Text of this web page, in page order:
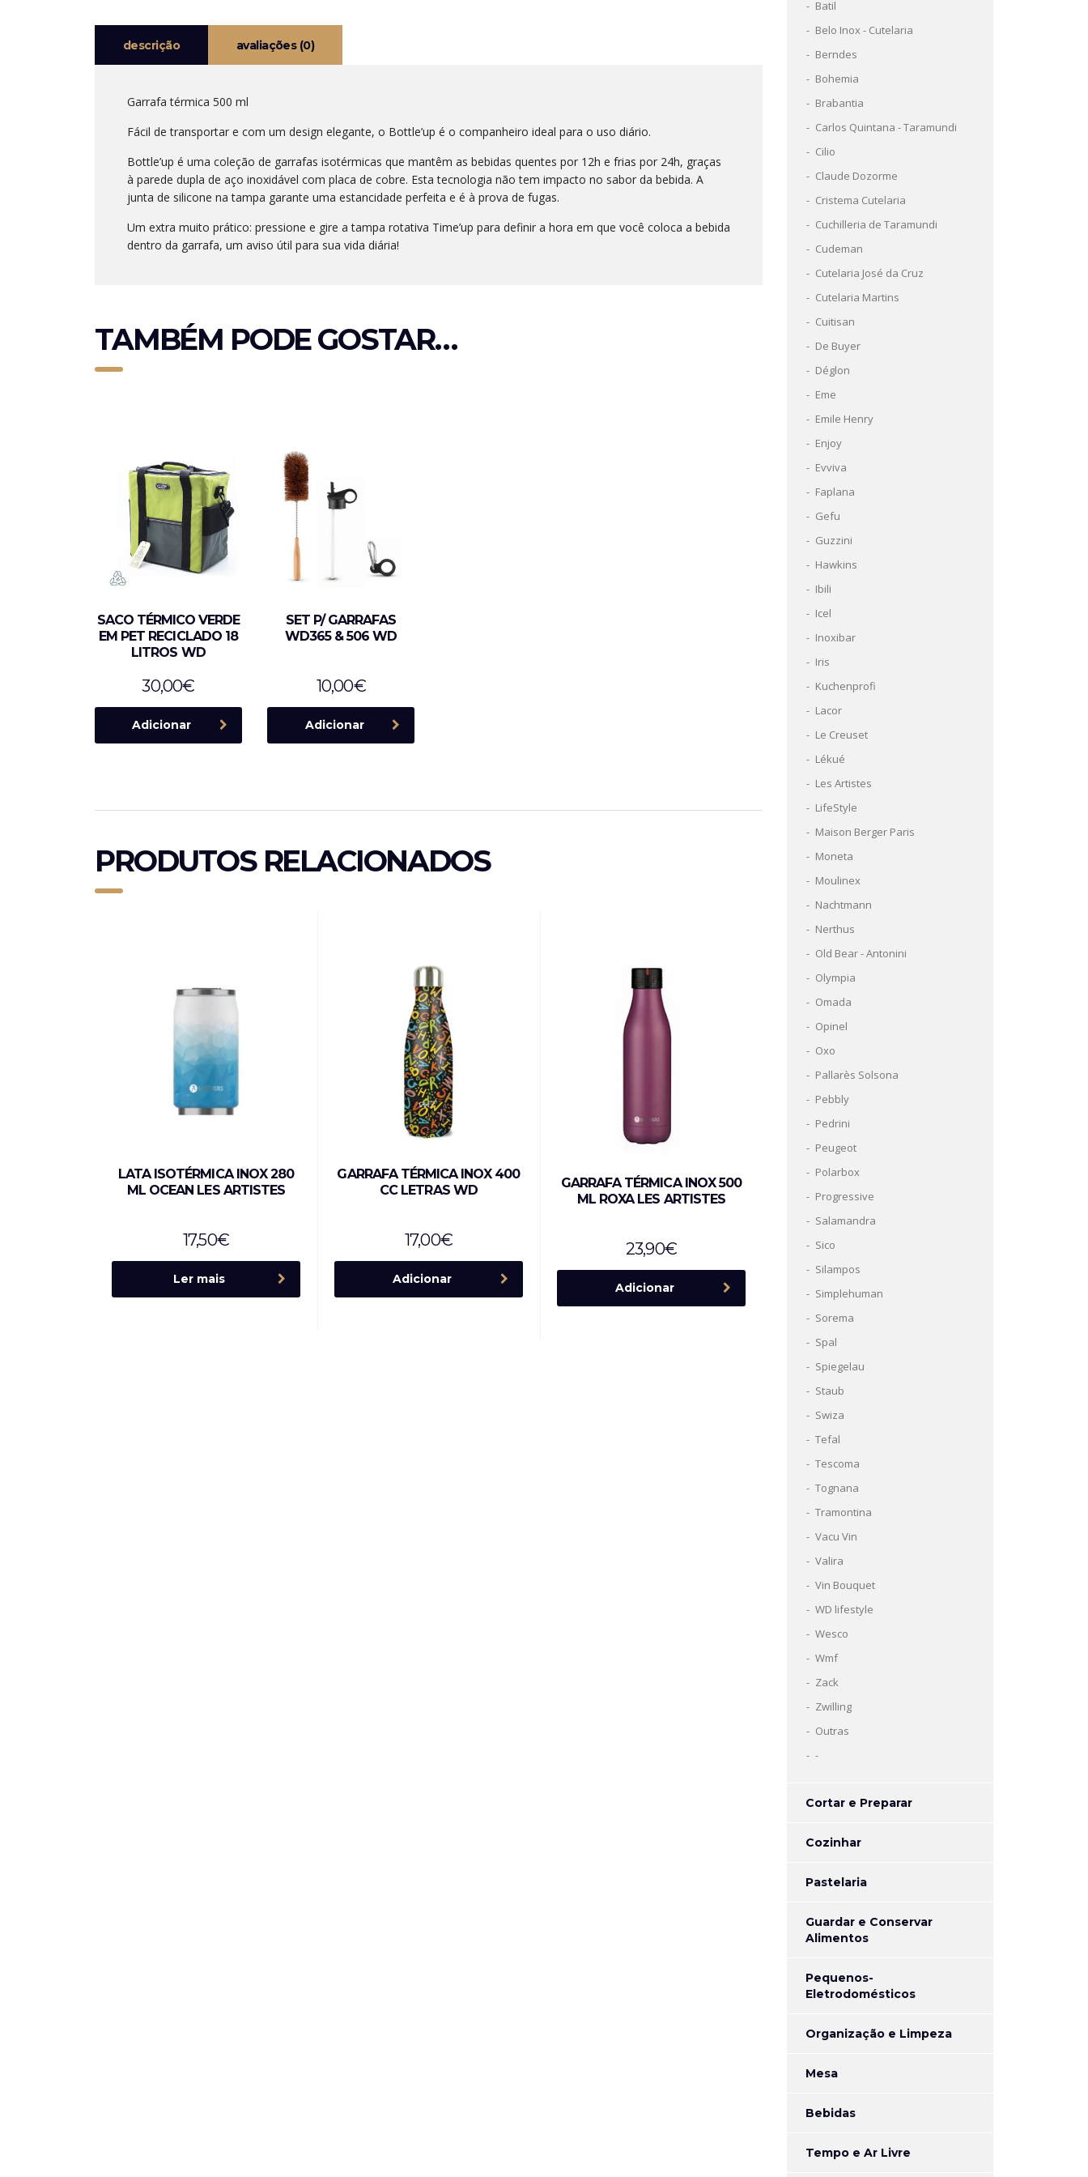
descrição avaliações (0)
Garrafa térmica 500 ml
Fácil de transportar e com um design elegante, o Bottle’up é o companheiro ideal para o uso diário.
Bottle’up é uma coleção de garrafas isotérmicas que mantêm as bebidas quentes por 12h e frias por 24h, graças
à parede dupla de aço inoxidável com placa de cobre. Esta tecnologia não tem impacto no sabor da bebida. A
junta de silicone na tampa garante uma estancidade perfeita e é à prova de fugas.
Um extra muito prático: pressione e gire a tampa rotativa Time’up para definir a hora em que você coloca a bebida
dentro da garrafa, um aviso útil para sua vida diária!
TAMBÉM PODE GOSTAR…
SACO TÉRMICO VERDE
EM PET RECICLADO 18
LITROS WD
30,00€
Adicionar
SET P/ GARRAFAS
WD365 & 506 WD
10,00€
Adicionar
PRODUTOS RELACIONADOS
LATA ISOTÉRMICA INOX 280
ML OCEAN LES ARTISTES
17,50€
Ler mais
GARRAFA TÉRMICA INOX 400
CC LETRAS WD
17,00€
Adicionar
GARRAFA TÉRMICA INOX 500
ML ROXA LES ARTISTES
23,90€
Adicionar
Batil
Belo Inox - Cutelaria
Berndes
Bohemia
Brabantia
Carlos Quintana - Taramundi
Cilio
Claude Dozorme
Cristema Cutelaria
Cuchilleria de Taramundi
Cudeman
Cutelaria José da Cruz
Cutelaria Martins
Cuitisan
De Buyer
Déglon
Eme
Emile Henry
Enjoy
Evviva
Faplana
Gefu
Guzzini
Hawkins
Ibili
Icel
Inoxibar
Iris
Kuchenprofi
Lacor
Le Creuset
Lékué
Les Artistes
LifeStyle
Maison Berger Paris
Moneta
Moulinex
Nachtmann
Nerthus
Old Bear - Antonini
Olympia
Omada
Opinel
Oxo
Pallarès Solsona
Pebbly
Pedrini
Peugeot
Polarbox
Progressive
Salamandra
Sico
Silampos
Simplehuman
Sorema
Spal
Spiegelau
Staub
Swiza
Tefal
Tescoma
Tognana
Tramontina
Vacu Vin
Valira
Vin Bouquet
WD lifestyle
Wesco
Wmf
Zack
Zwilling
Outras
-
Cortar e Preparar
Cozinhar
Pastelaria
Guardar e Conservar
Alimentos
Pequenos-
Eletrodomésticos
Organização e Limpeza
Mesa
Bebidas
Tempo e Ar Livre